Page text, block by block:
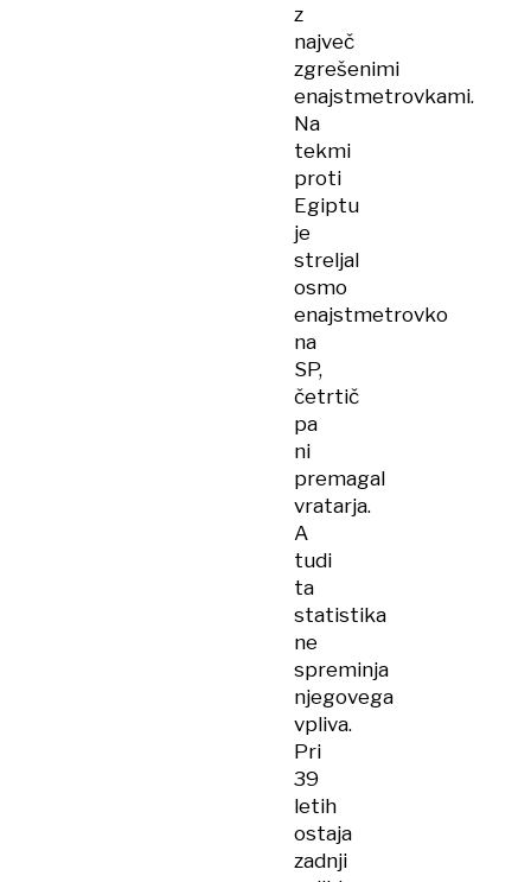
z
največ
zgrešenimi
enajstmetrovkami.
Na
tekmi
proti
Egiptu
je
streljal
osmo
enajstmetrovko
na
SP,
četrtič
pa
ni
premagal
vratarja.
A
tudi
ta
statistika
ne
spreminja
njegovega
vpliva.
Pri
39
letih
ostaja
zadnji